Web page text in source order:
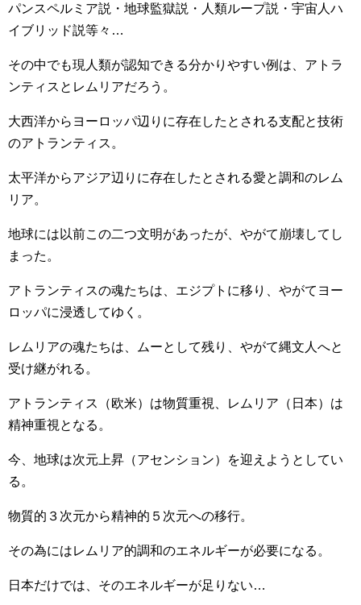
パンスペルミア説・地球監獄説・人類ループ説・宇宙人ハ
イブリッド説等々…
その中でも現人類が認知できる分かりやすい例は、アトラ
ンティスとレムリアだろう。
大西洋からヨーロッパ辺りに存在したとされる支配と技術
のアトランティス。
太平洋からアジア辺りに存在したとされる愛と調和のレム
リア。
地球には以前この二つ文明があったが、やがて崩壊してし
まった。
アトランティスの魂たちは、エジプトに移り、やがてヨー
ロッパに浸透してゆく。
レムリアの魂たちは、ムーとして残り、やがて縄文人へと
受け継がれる。
アトランティス（欧米）は物質重視、レムリア（日本）は
精神重視となる。
今、地球は次元上昇（アセンション）を迎えようとしてい
る。
物質的３次元から精神的５次元への移行。
その為にはレムリア的調和のエネルギーが必要になる。
日本だけでは、そのエネルギーが足りない…